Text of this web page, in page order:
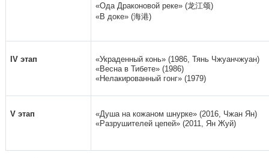
«Ода Драконовой реке» (龙江颂)
«В доке» (海港)
IV этап
«Украденный конь» (1986, Тянь Чжуанчжуан)
«Весна в Тибете» (1986)
«Нелакированный гонг» (1979)
V этап
«Душа на кожаном шнурке» (2016, Чжан Ян)
«Разрушителей цепей» (2011, Ян Жуй)